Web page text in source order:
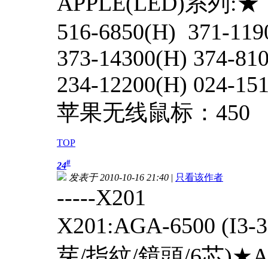
516-6850(H) 371-
373-14300(H) 374-
234-12200(H) 024-
苹果无线鼠标：450
TOP
24#
发表于 2010-10-16 21:40 | 只看该作者
-----X201
X201:AGA-6500 (I3-